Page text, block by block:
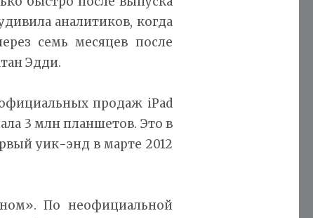
аналитиков, когда
семь месяцев после
Эдди.
продаж iPad
3 млн планшетов. Это в
уик-энд в марте 2012
По неофициальной